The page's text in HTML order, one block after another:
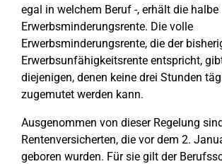
egal in welchem Beruf -, erhält die halbe
Erwerbsminderungsrente. Die volle
Erwerbsminderungsrente, die der
Erwerbsunfähigkeitsrente entspricht,
diejenigen, denen keine drei Stunden
zugemutet werden kann.
Ausgenommen von dieser Regelung
Rentenversicherten, die vor dem 2.
geboren wurden. Für sie gilt der